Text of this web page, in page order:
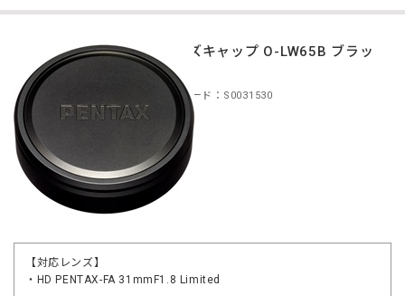
レンズキャップ O-LW65B ブラッ
ク
商品コード：S0031530
【対応レンズ】
・HD PENTAX-FA 31mmF1.8 Limited